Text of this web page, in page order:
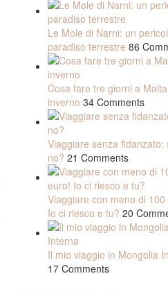
Le Mole di Narni: un
paradiso terrestre 86
Cosa fare tre giorni a
inverno 34 Comments
Viaggiare senza fidanzato:
no? 21 Comments
Viaggiare con meno di 100
Io ci riesco e tu? 20
Il mio viaggio in Mongolia
17 Comments